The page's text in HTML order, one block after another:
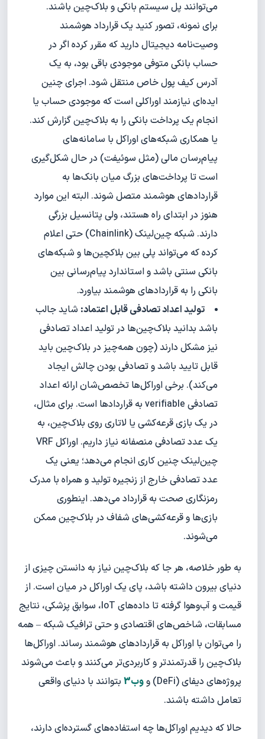
می‌توانند پل سیستم بانکی و بلاک‌چین باشند.
برای نمونه، تصور کنید یک قرارداد هوشمند
وصیت‌نامه دیجیتال دارید که مقرر کرده اگر در
حساب بانکی متوفی موجودی باقی بود، به یک
آدرس کیف پول خاص منتقل شود. اجرای چنین
ایده‌ای نیازمند اوراکلی است که موجودی حساب یا
انجام یک پرداخت بانکی را به بلاک‌چین گزارش کند.
یا همکاری شبکه‌های اوراکل با سامانه‌های
پیام‌رسان مالی (مثل سوئیفت) در حال شکل‌گیری
است تا پرداخت‌های بزرگ میان بانک‌ها به
قراردادهای هوشمند متصل شوند. البته این موارد
هنوز در ابتدای راه هستند، ولی پتانسیل بزرگی
دارند. شبکه چین‌لینک (Chainlink) حتی اعلام
کرده که می‌تواند پلی بین بلاکچین‌ها و شبکه‌های
بانکی سنتی باشد و استاندارد پیام‌رسانی بین
بانکی را به قراردادهای هوشمند بیاورد.
تولید اعداد تصادفی قابل اعتماد: شاید جالب
باشد بدانید بلاک‌چین‌ها در تولید اعداد تصادفی
نیز مشکل دارند (چون همه‌چیز در بلاک‌چین باید
قابل تایید باشد و تصادفی بودن چالش ایجاد
می‌کند). برخی اوراکل‌ها تخصص‌شان ارائه اعداد
تصادفی verifiable به قراردادها است. برای مثال،
در یک بازی قرعه‌کشی یا لاتاری روی بلاک‌چین، به
یک عدد تصادفی منصفانه نیاز داریم. اوراکل VRF
چین‌لینک چنین کاری انجام می‌دهد؛ یعنی یک
عدد تصادفی خارج از زنجیره تولید و همراه با مدرک
رمزنگاری صحت به قرارداد می‌دهد. اینطوری
بازی‌ها و قرعه‌کشی‌های شفاف در بلاک‌چین ممکن
می‌شوند.
به طور خلاصه، هر جا که بلاک‌چین نیاز به دانستن چیزی از
دنیای بیرون داشته باشد، پای یک اوراکل در میان است. از
قیمت و آب‌وهوا گرفته تا داده‌های IoT، سوابق پزشکی، نتایج
مسابقات، شاخص‌های اقتصادی و حتی ترافیک شبکه – همه
را می‌توان با اوراکل به قراردادهای هوشمند رساند. اوراکل‌ها
بلاک‌چین را قدرتمندتر و کاربردی‌تر می‌کنند و باعث می‌شوند
پروژه‌های دیفای (DeFi) و
وب3
بتوانند با دنیای واقعی
تعامل داشته باشند.
حالا که دیدیم اوراکل‌ها چه استفاده‌های گسترده‌ای دارند،